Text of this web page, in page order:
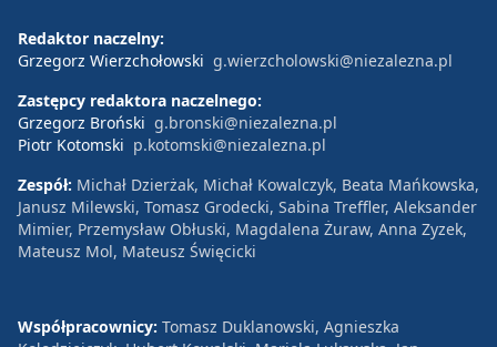
Redaktor naczelny:
Grzegorz Wierzchołowski g.wierzcholowski@niezalezna.pl
Zastępcy redaktora naczelnego:
Grzegorz Broński g.bronski@niezalezna.pl
Piotr Kotomski p.kotomski@niezalezna.pl
Zespół: Michał Dzierżak, Michał Kowalczyk, Beata Mańkowska,
Janusz Milewski, Tomasz Grodecki, Sabina Treffler, Aleksander
Mimier, Przemysław Obłuski, Magdalena Żuraw, Anna Zyzek,
Mateusz Mol, Mateusz Święcicki
Współpracownicy: Tomasz Duklanowski, Agnieszka